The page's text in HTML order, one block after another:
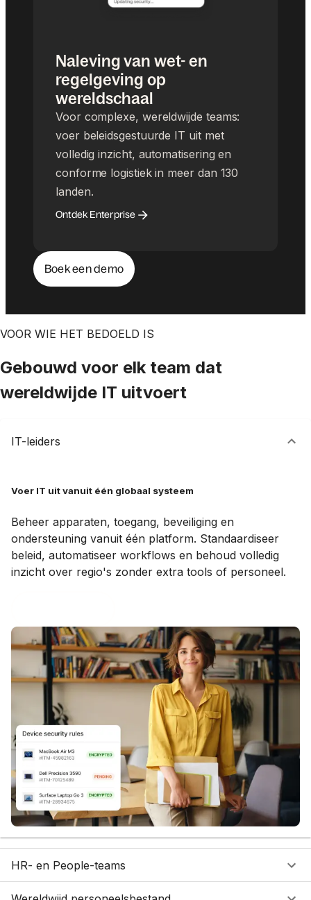
Naleving van wet- en
regelgeving op
wereldschaal
Voor complexe, wereldwijde teams:
voer beleidsgestuurde IT uit met
volledig inzicht, automatisering en
conforme logistiek in meer dan 130
landen.
Ontdek Enterprise
Boek een demo
VOOR WIE HET BEDOELD IS
Gebouwd voor elk team dat
wereldwijde IT uitvoert
IT-leiders
Voer IT uit vanuit één globaal systeem
Beheer apparaten, toegang, beveiliging en
ondersteuning vanuit één platform. Standaardiseer
beleid, automatiseer workflows en behoud volledig
inzicht over regio's zonder extra tools of personeel.
HR- en People-teams